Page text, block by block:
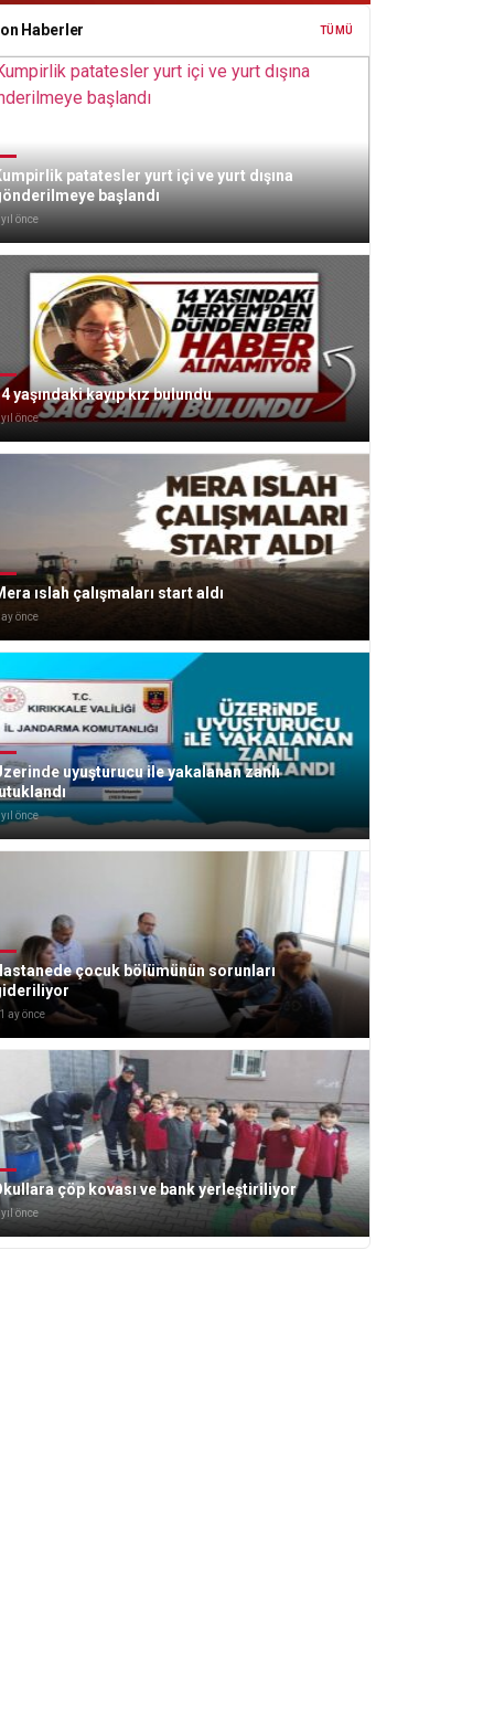
Haberler TÜMÜ
patatesler yurt içi ve yurt dışına
başlandı
önce
yaşındaki kayıp kız bulundu
önce
ıslah çalışmaları start aldı
önce
uyuşturucu ile yakalanan zanlı
önce
çocuk bölümünün sorunları
ay önce
çöp kovası ve bank yerleştiriliyor
önce